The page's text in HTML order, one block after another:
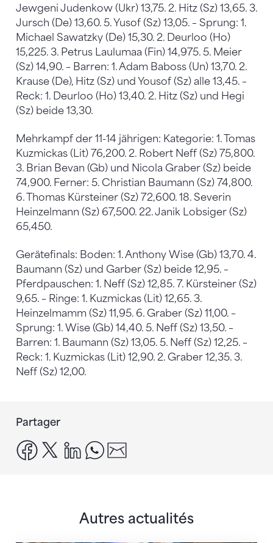
Jewgeni Judenkow (Ukr) 13,75. 2. Hitz (Sz) 13,65. 3.
Jursch (De) 13,60. 5. Yusof (Sz) 13,05. – Sprung: 1.
Michael Sawatzky (De) 15,30. 2. Deurloo (Ho)
15,225. 3. Petrus Laulumaa (Fin) 14,975. 5. Meier
(Sz) 14,90. – Barren: 1. Adam Baboss (Un) 13,70. 2.
Krause (De), Hitz (Sz) und Yousof (Sz) alle 13,45. –
Reck: 1. Deurloo (Ho) 13,40. 2. Hitz (Sz) und Hegi
(Sz) beide 13,30.
Mehrkampf der 11-14 jährigen: Kategorie: 1. Tomas
Kuzmickas (Lit) 76,200. 2. Robert Neff (Sz) 75,800.
3. Brian Bevan (Gb) und Nicola Graber (Sz) beide
74,900. Ferner: 5. Christian Baumann (Sz) 74,800.
6. Thomas Kürsteiner (Sz) 72,600. 18. Severin
Heinzelmann (Sz) 67,500. 22. Janik Lobsiger (Sz)
65,450.
Gerätefinals: Boden: 1. Anthony Wise (Gb) 13,70. 4.
Baumann (Sz) und Garber (Sz) beide 12,95. –
Pferdpauschen: 1. Neff (Sz) 12,85. 7. Kürsteiner (Sz)
9,65. – Ringe: 1. Kuzmickas (Lit) 12,65. 3.
Heinzelmamm (Sz) 11,95. 6. Graber (Sz) 11,00. –
Sprung: 1. Wise (Gb) 14,40. 5. Neff (Sz) 13,50. –
Barren: 1. Baumann (Sz) 13,05. 5. Neff (Sz) 12,25. –
Reck: 1. Kuzmickas (Lit) 12,90. 2. Graber 12,35. 3.
Neff (Sz) 12,00.
Partager
facebook
x linkedinwhatsapp
Autres actualités